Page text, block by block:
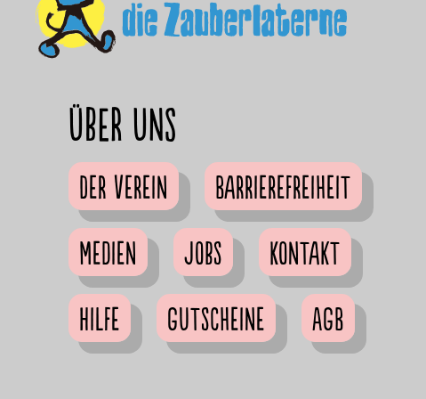
Über uns
Der Verein
Barrierefreiheit
Medien
Jobs
Kontakt
Hilfe
Gutscheine AGB